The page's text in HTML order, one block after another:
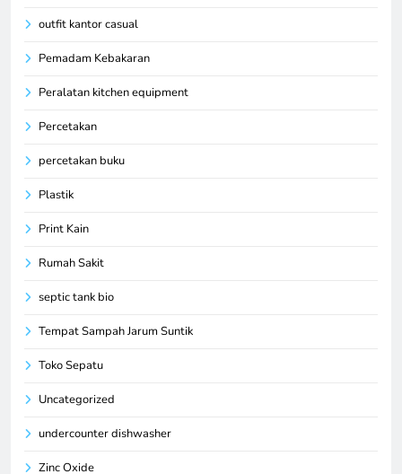
outfit kantor casual
Pemadam Kebakaran
Peralatan kitchen equipment
Percetakan
percetakan buku
Plastik
Print Kain
Rumah Sakit
septic tank bio
Tempat Sampah Jarum Suntik
Toko Sepatu
Uncategorized
undercounter dishwasher
Zinc Oxide